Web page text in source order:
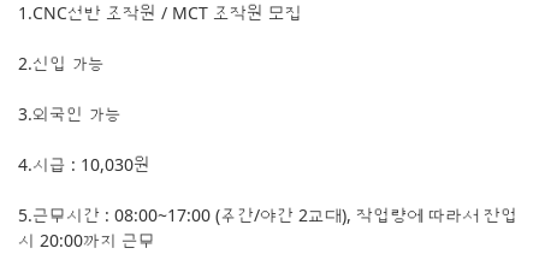
1.CNC선반 조작원 / MCT 조작원 모집
2.신입 가능
3.외국인 가능
4.시급 : 10,030원
5.근무시간 : 08:00~17:00 (주간/야간 2교대), 작업량에 따라서 잔업
시 20:00까지 근무